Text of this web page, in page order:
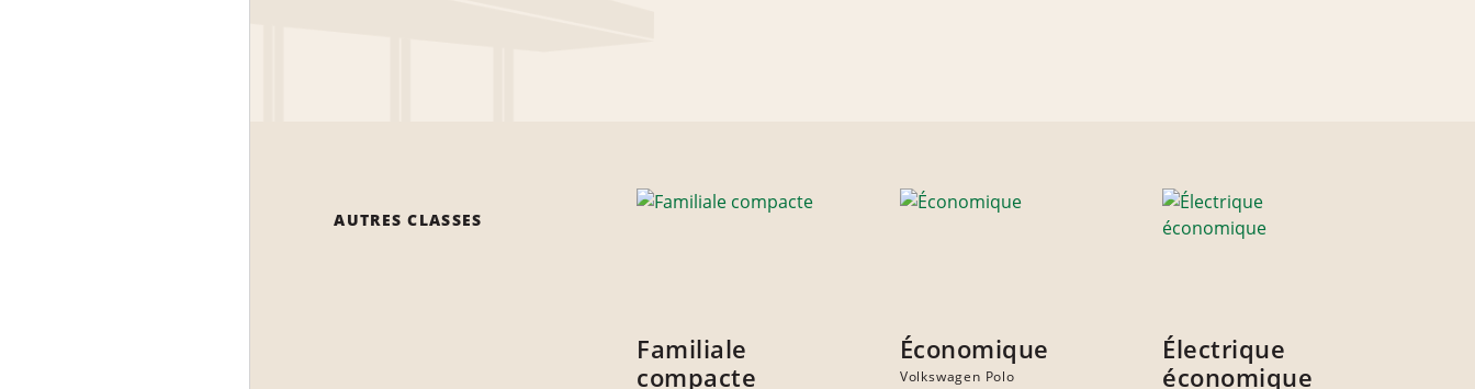
AUTRES CLASSES
Familiale
compacte
Économique
Volkswagen Polo
Électrique
économique